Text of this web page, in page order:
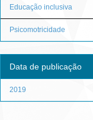
Educação inclusiva
Psicomotricidade
Data de publicação
2019